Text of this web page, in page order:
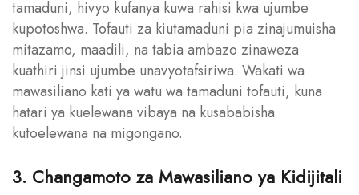
tamaduni, hivyo kufanya kuwa rahisi kwa ujumbe
kupotoshwa. Tofauti za kiutamaduni pia zinajumuisha
mitazamo, maadili, na tabia ambazo zinaweza
kuathiri jinsi ujumbe unavyotafsiriwa. Wakati wa
mawasiliano kati ya watu wa tamaduni tofauti, kuna
hatari ya kuelewana vibaya na kusababisha
kutoelewana na migongano.
3. Changamoto za Mawasiliano ya Kidijitali